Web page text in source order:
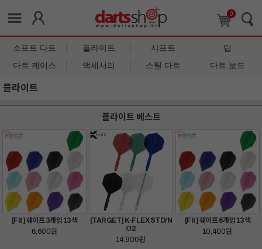
0
소프트 다트 플라이트 샤프트
팁
다트 케이스
액세서리 스틸 다트 다트 보드
플라이트
플라이트 베스트
[Fit] 쉐이프 3개입 13색
6,600원
[TARGET] K-FLEX STD/N
O2
14,900원
[Fit] 쉐이프 6개입 13색
10,400원